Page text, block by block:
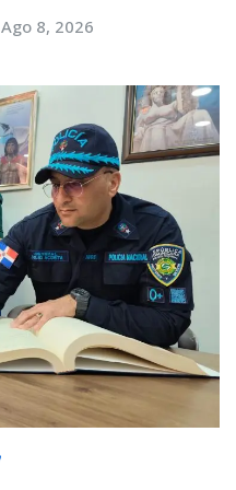
Ago 8, 2026